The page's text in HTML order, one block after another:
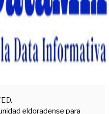
eldoradense para